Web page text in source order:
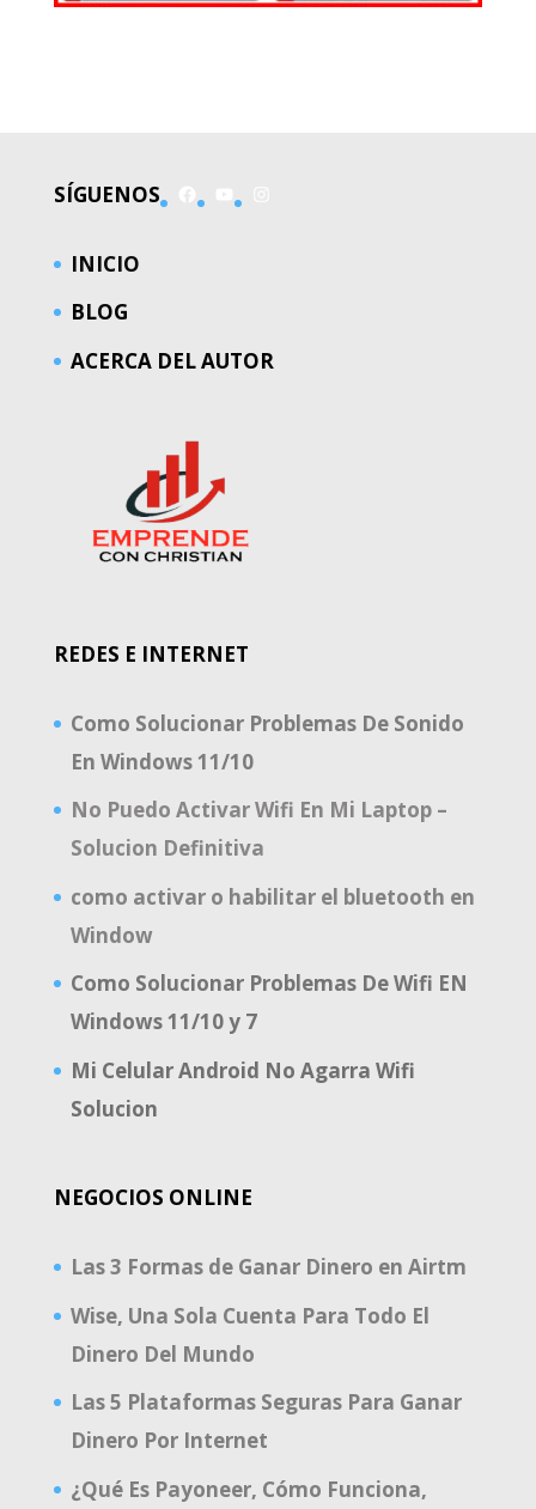
SÍGUENOS
INICIO
BLOG
ACERCA DEL AUTOR
REDES E INTERNET
Como Solucionar Problemas De Sonido
En Windows 11/10
No Puedo Activar Wifi En Mi Laptop –
Solucion Definitiva
como activar o habilitar el bluetooth en
Window
Como Solucionar Problemas De Wifi EN
Windows 11/10 y 7
Mi Celular Android No Agarra Wifi
Solucion
NEGOCIOS ONLINE
Las 3 Formas de Ganar Dinero en Airtm
Wise, Una Sola Cuenta Para Todo El
Dinero Del Mundo
Las 5 Plataformas Seguras Para Ganar
Dinero Por Internet
¿Qué Es Payoneer, Cómo Funciona,